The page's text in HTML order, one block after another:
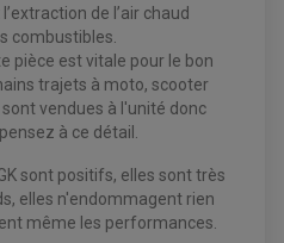
DEMARREUR
de l’air chaud
combustibles.
pièce est vitale pour le bon
trajets à moto, scooter
sont vendues à l'unité donc
à ce détail.
sont positifs, elles sont très
elles n'endommagent rien
même les performances.